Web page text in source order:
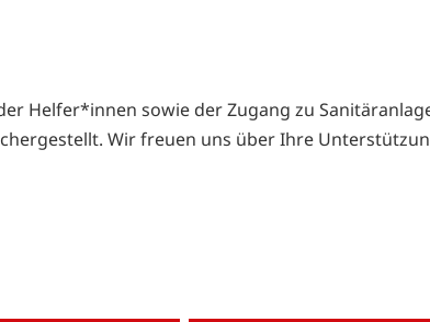
Helfer*innen sowie der Zugang zu
Wir freuen uns über Ihre